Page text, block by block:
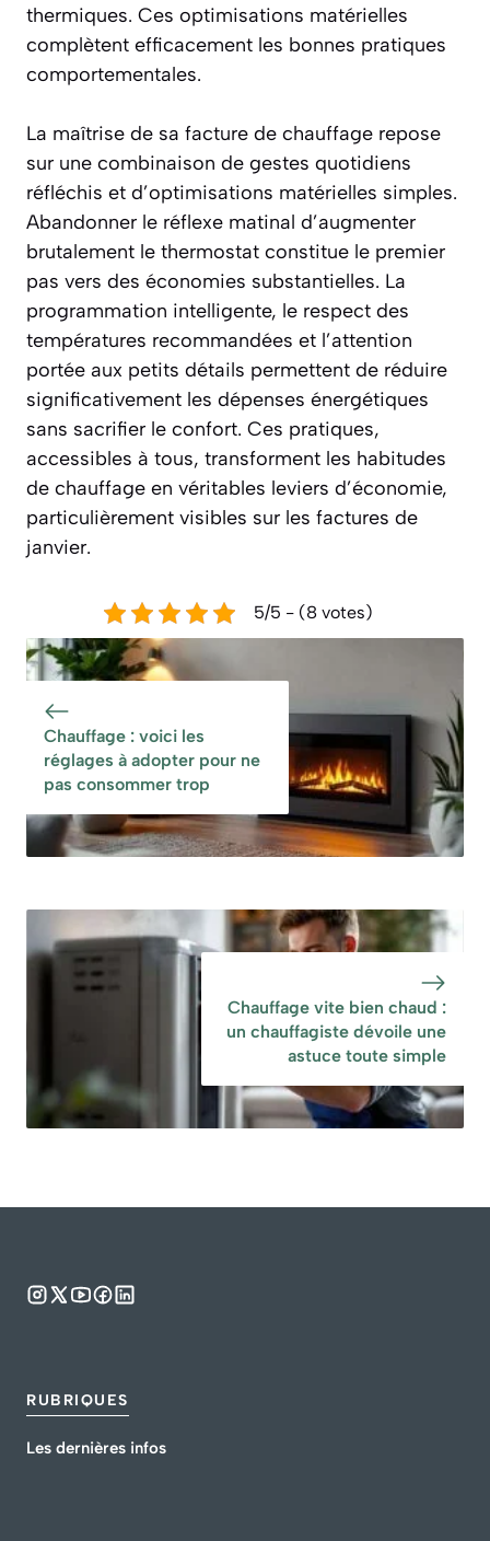
thermiques. Ces optimisations matérielles
complètent efficacement les bonnes pratiques
comportementales.
La maîtrise de sa facture de chauffage repose
sur une combinaison de gestes quotidiens
réfléchis et d’optimisations matérielles simples.
Abandonner le réflexe matinal d’augmenter
brutalement le thermostat constitue le premier
pas vers des économies substantielles. La
programmation intelligente, le respect des
températures recommandées et l’attention
portée aux petits détails permettent de réduire
significativement les dépenses énergétiques
sans sacrifier le confort. Ces pratiques,
accessibles à tous, transforment les habitudes
de chauffage en véritables leviers d’économie,
particulièrement visibles sur les factures de
janvier.
5/5 - (8 votes)
Chauffage : voici les
réglages à adopter pour ne
pas consommer trop
Chauffage vite bien chaud :
un chauffagiste dévoile une
astuce toute simple
RUBRIQUES
Les dernières infos